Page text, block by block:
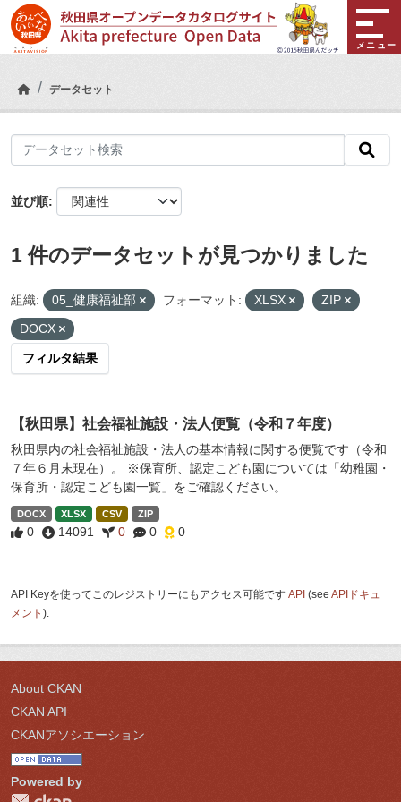
Skip to main content
メニュー
データセット
並び順
1 件のデータセットが見つかりました
組織: 05_健康福祉部 フォーマット: XLSX
ZIP
DOCX
フィルタ結果
【秋田県】社会福祉施設・法人便覧（令和７年度）
秋田県内の社会福祉施設・法人の基本情報に関する便覧です（令和
７年６月末現在）。 ※保育所、認定こども園については「幼稚園・
保育所・認定こども園一覧」をご確認ください。
DOCX XLSX CSV ZIP
0 14091 0 0 0
API Keyを使ってこのレジストリーにもアクセス可能です API (see APIドキュ
メント ).
About CKAN
CKAN API
CKANアソシエーション
Powered by